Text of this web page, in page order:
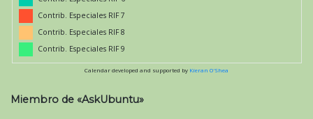
Contrib. Especiales RIF 7
Contrib. Especiales RIF 8
Contrib. Especiales RIF 9
Calendar developed and supported by Kieran O'Shea
Miembro de «AskUbuntu»